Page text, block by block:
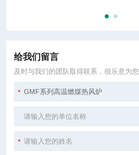
给我们留言
及时与我们的团队取得联系，很乐意为